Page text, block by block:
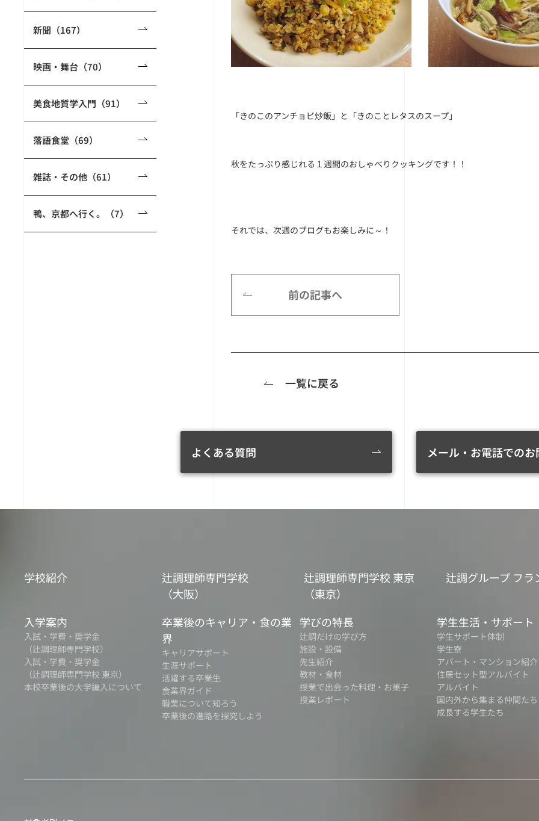
新聞（167）
映画・舞台（70）
美食地質学入門（91）
落語食堂（69）
雑誌・その他（61）
鴨、京都へ行く。（7）
「きのこのアンチョビ炒飯」と「きのことレタスのスープ」
秋をたっぷり感じれる１週間のおしゃべりクッキングです！！
それでは、次週のブログもお楽しみに～！
前の記事へ
一覧に戻る
よくある質問 メール・お電話での
学校紹介
辻調理師専門学校
（大阪）
辻調理師専門学校 東京
（東京）
辻調グループ フラ
入学案内
入試・学費・奨学金
（辻調理師専門学校）
入試・学費・奨学金
（辻調理師専門学校 東京）
本校卒業後の大学編入について
卒業後のキャリア・食の業
界
キャリアサポート
生涯サポート
活躍する卒業生
食業界ガイド
職業について知ろう
卒業後の進路を探究しよう
学びの特長
辻調だけの学び方
施設・設備
先生紹介
教材・食材
授業で出会った料理・お菓子
授業レポート
学生生活・サポート
学生サポート体制
学生寮
アパート・マンション紹介
住居セット型アルバイト
アルバイト
国内外から集まる仲間たち
成長する学生たち